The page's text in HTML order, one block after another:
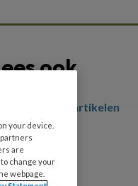
ook
magazine artikelen
your device.
are
change your
webpage.